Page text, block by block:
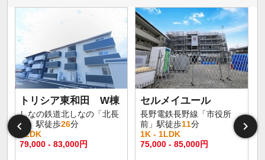
トリシア東和田 W棟
しなの鉄道北しなの「北長
野」駅徒歩26分
1LDK
79,000 - 83,000円
セルメイユール
長野電鉄長野線「市役所
前」駅徒歩11分
1K - 1LDK
75,000 - 85,000円